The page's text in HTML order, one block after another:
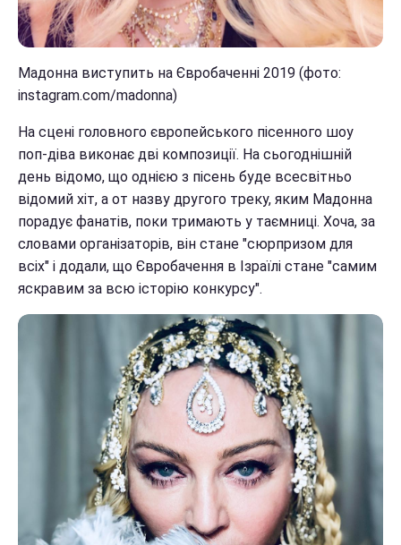
Мадонна виступить на Євробаченні 2019 (фото:
instagram.com/madonna)
На сцені головного європейського пісенного шоу
поп-діва виконає дві композиції. На сьогоднішній
день відомо, що однією з пісень буде всесвітньо
відомий хіт, а от назву другого треку, яким Мадонна
порадує фанатів, поки тримають у таємниці. Хоча, за
словами організаторів, він стане "сюрпризом для
всіх" і додали, що Євробачення в Ізраїлі стане "самим
яскравим за всю історію конкурсу".